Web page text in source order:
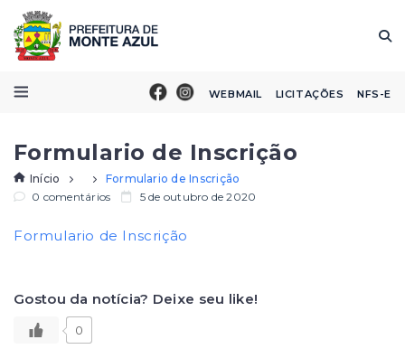
WEBMAIL LICITAÇÕES NFS-E
Formulario de Inscrição
Início
Formulario de Inscrição
0 comentários
5 de outubro de 2020
Formulario de Inscrição
Gostou da notícia? Deixe seu like!
0